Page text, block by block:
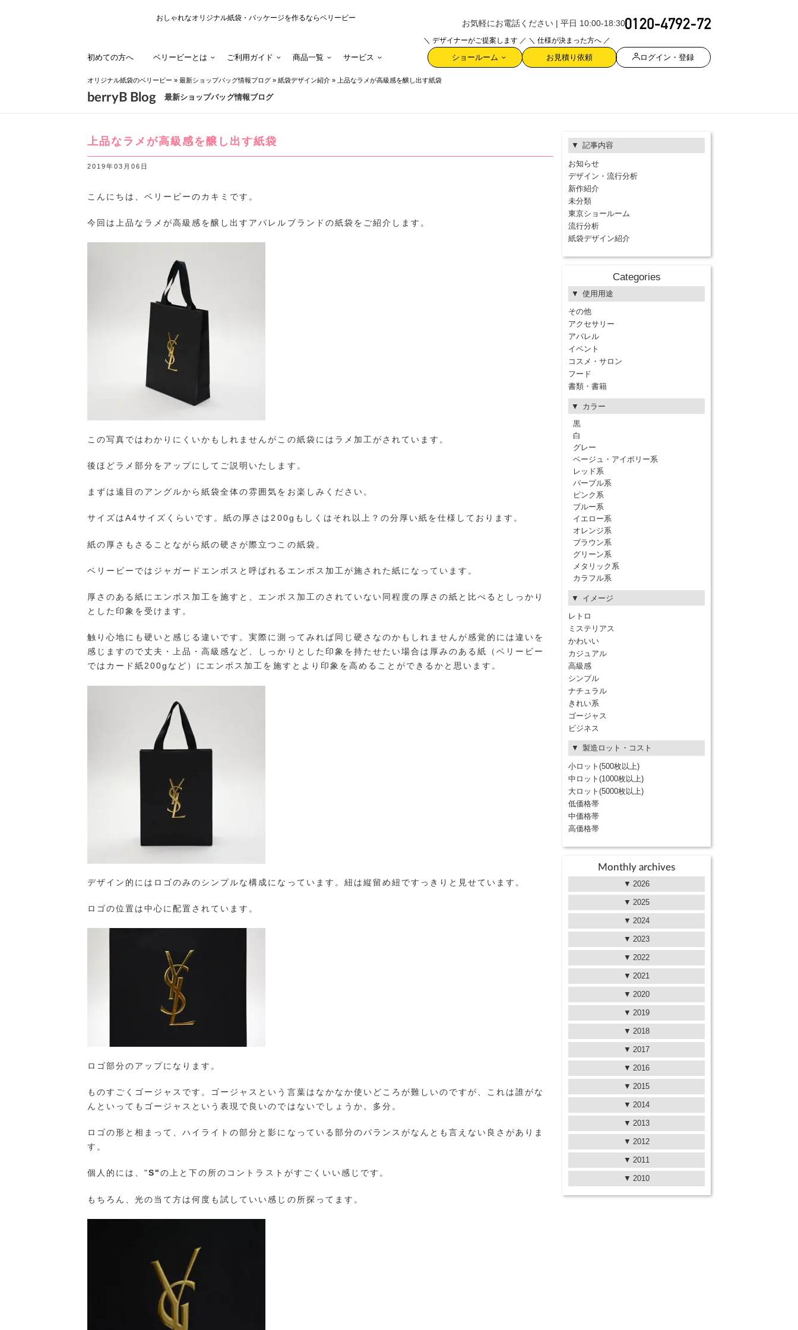
おしゃれなオリジナル紙袋・パッケージを作るならベリービー
お気軽にお電話ください | 平日 10:00-18:30
初めての方へ ベリービーとは ご利用ガイド 商品一覧 サービス
＼ デザイナーがご提案します ／
ショールーム
＼ 仕様が決まった方へ ／
お見積り依頼 ログイン・登録
オリジナル紙袋のベリービー » 最新ショップバッグ情報ブログ » 紙袋デザイン紹介 » 上品なラメが高級感を醸し出す紙袋
最新ショップバッグ情報ブログ
berryB Blog
上品なラメが高級感を醸し出す紙袋
2019年03月06日
こんにちは、ベリービーのカキミです。
今回は上品なラメが高級感を醸し出すアパレルブランドの紙袋をご紹介します。
この写真ではわかりにくいかもしれませんがこの紙袋にはラメ加工がされています。
後ほどラメ部分をアップにしてご説明いたします。
まずは遠目のアングルから紙袋全体の雰囲気をお楽しみください。
サイズはA4サイズくらいです。紙の厚さは200gもしくはそれ以上？の分厚い紙を仕様しております。
紙の厚さもさることながら紙の硬さが際立つこの紙袋。
ベリービーではジャガードエンボスと呼ばれるエンボス加工が施された紙になっています。
厚さのある紙にエンボス加工を施すと、エンボス加工のされていない同程度の厚さの紙と比べるとしっかり
とした印象を受けます。
触り心地にも硬いと感じる違いです。実際に測ってみれば同じ硬さなのかもしれませんが感覚的には違いを
感じますので丈夫・上品・高級感など、しっかりとした印象を持たせたい場合は厚みのある紙（ベリービー
ではカード紙200gなど）にエンボス加工を施すとより印象を高めることができるかと思います。
デザイン的にはロゴのみのシンプルな構成になっています。紐は縦留め紐ですっきりと見せています。
ロゴの位置は中心に配置されています。
ロゴ部分のアップになります。
ものすごくゴージャスです。ゴージャスという言葉はなかなか使いどころが難しいのですが、これは誰がな
んといってもゴージャスという表現で良いのではないでしょうか。多分。
ロゴの形と相まって、ハイライトの部分と影になっている部分のバランスがなんとも言えない良さがありま
す。
個人的には、"S"の上と下の所のコントラストがすごくいい感じです。
もちろん、光の当て方は何度も試していい感じの所探ってます。
記事内容
お知らせ
デザイン・流行分析
新作紹介
未分類
東京ショールーム
流行分析
紙袋デザイン紹介
Categories
使用用途
その他
アクセサリー
アパレル
イベント
コスメ・サロン
フード
書類・書籍
カラー
黒
白
グレー
ベージュ・アイボリー系
レッド系
パープル系
ピンク系
ブルー系
イエロー系
オレンジ系
ブラウン系
グリーン系
メタリック系
カラフル系
イメージ
レトロ
ミステリアス
かわいい
カジュアル
高級感
シンプル
ナチュラル
きれい系
ゴージャス
ビジネス
製造ロット・コスト
小ロット(500枚以上)
中ロット(1000枚以上)
大ロット(5000枚以上)
低価格帯
中価格帯
高価格帯
Monthly archives
2026
2025
2024
2023
2022
2021
2020
2019
2018
2017
2016
2015
2014
2013
2012
2011
2010